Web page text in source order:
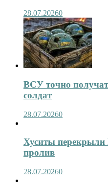
28.07.20260
ВСУ точно
солдат
28.07.20260
Хуситы перекрыли
пролив
28.07.20260